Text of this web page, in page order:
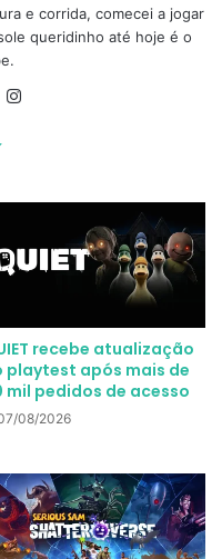
e corrida, comecei a jogar
queridinho até hoje é o
X
recebe atualização
playtest após mais de
mil pedidos de acesso
08/2026